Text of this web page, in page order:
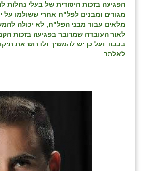
הפגיעה בזכות היסודית של בעלי נחלות
מגורים ומבנים לפל"ח אחרי ששולמו על
מלאים עבור מבני הפל"ח, לא יכולה
לאור העובדה שמדובר בפגיעה בזכות
בכבוד ועל כן יש להמשיך ולדרוש את
לאלתר